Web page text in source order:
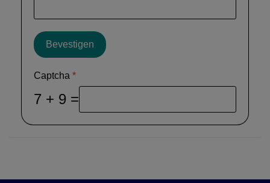
Bevestigen
Captcha *
7 + 9 =